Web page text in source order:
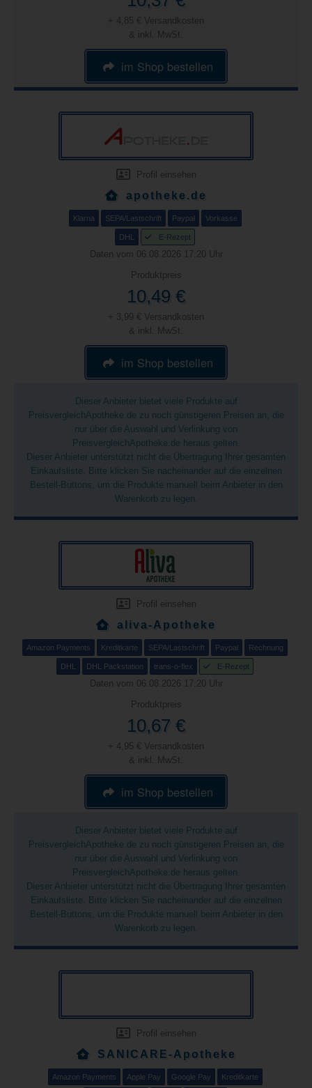
+ 4,85 € Versandkosten
& inkl. MwSt.
im Shop bestellen
Profil einsehen
apotheke.de
Klarna SEPA/Lastschrift Paypal Vorkasse
DHL E-Rezept
Daten vom 06.08.2026 17:20 Uhr
Produktpreis
10,49 €
+ 3,99 € Versandkosten
& inkl. MwSt.
im Shop bestellen
Dieser Anbieter bietet viele Produkte auf
PreisvergleichApotheke.de zu noch günstigeren Preisen an, die
nur über die Auswahl und Verlinkung von
PreisvergleichApotheke.de heraus gelten.
Dieser Anbieter unterstützt nicht die Übertragung Ihrer gesamten
Einkaufsliste. Bitte klicken Sie nacheinander auf die einzelnen
Bestell-Buttons, um die Produkte manuell beim Anbieter in den
Warenkorb zu legen.
Profil einsehen
aliva-Apotheke
Amazon Payments Kreditkarte SEPA/Lastschrift Paypal Rechnung
DHL DHL Packstation trans-o-flex E-Rezept
Daten vom 06.08.2026 17:20 Uhr
Produktpreis
10,67 €
+ 4,95 € Versandkosten
& inkl. MwSt.
im Shop bestellen
Dieser Anbieter bietet viele Produkte auf
PreisvergleichApotheke.de zu noch günstigeren Preisen an, die
nur über die Auswahl und Verlinkung von
PreisvergleichApotheke.de heraus gelten.
Dieser Anbieter unterstützt nicht die Übertragung Ihrer gesamten
Einkaufsliste. Bitte klicken Sie nacheinander auf die einzelnen
Bestell-Buttons, um die Produkte manuell beim Anbieter in den
Warenkorb zu legen.
Profil einsehen
SANICARE-Apotheke
Amazon Payments Apple Pay Google Pay Kreditkarte